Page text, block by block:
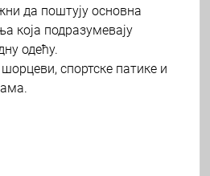
да поштују основна
која подразумевају
одећу.
спортске патике и